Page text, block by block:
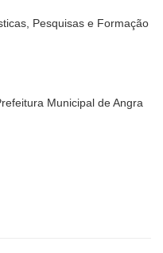
Pesquisas e Formação
Municipal de Angra